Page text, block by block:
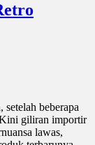
setelah beberapa
giliran importir
lawas,